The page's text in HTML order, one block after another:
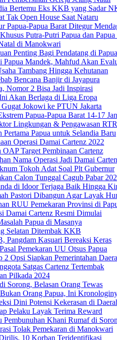
Bertemu Eks KKB yang Sadar
Tak Open House Saat Nataru
Papua-Papua Barat Ditegur
Putra-Putri Papua dan Papua
di Manokwari
Penting Bagi Pendatang di Papua
Mandek, Mahfud Akan
Tambang Hingga Kehutanan
Bencana Banjir di Jayapura
Nomor 2 Bisa Jadi Inspirasi
Akan Berlaga di Liga Eropa
Jokowi ke PTUN Jakarta
Papua-Papua Barat 14-17
Lingkungan & Pengawasan
Papua untuk Selandia Baru
Operasi Damai Cartenz 2022
Target Pembinaan Cartenz
Nama Operasi Jadi Damai
Tokoh Adat Soal Plt Gubernur
Calon Tunggal Cagub Pabar
di Idoor Terjaga Baik Hingga
Pastori Dibangun Agar Layak
RUU Pemekaran Provinsi di
Damai Cartenz Resmi Dimulai
Papua di Masanya
Selatan Ditembak KKB
Pangdam Kasuari Bereaksi Keras
Pemekaran UU Otsus Papua
2 Opsi Siapkan Pemerintahan
Satgas Cartenz Tertembak
Pilkada 2024
Sorong, Belasan Orang Tewas
Orang Papua, Ini
Dini Potensi Kekerasan di
Pelaku Layak Terima Reward
Pembunuhan Khani Rumaf di
Tolak Pemekaran di Manokwari
10 Korban Teridentifikasi